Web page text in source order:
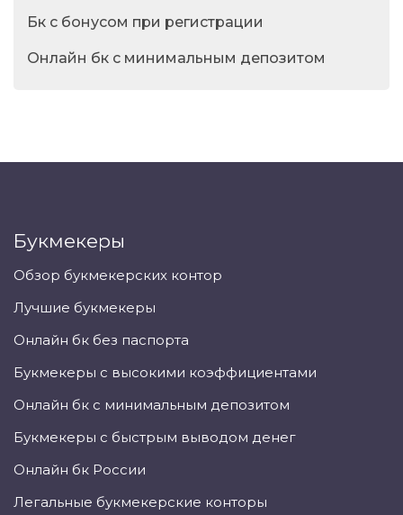
Бк с бонусом при регистрации
Онлайн бк с минимальным депозитом
Букмекеры
Обзор букмекерских контор
Лучшие букмекеры
Онлайн бк без паспорта
Букмекеры с высокими коэффициентами
Онлайн бк с минимальным депозитом
Букмекеры с быстрым выводом денег
Онлайн бк России
Легальные букмекерские конторы